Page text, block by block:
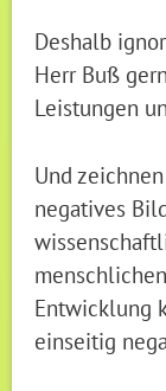
Deshalb
Herr Buß
Leistungen
Und
negatives
Entwicklung
einseitig